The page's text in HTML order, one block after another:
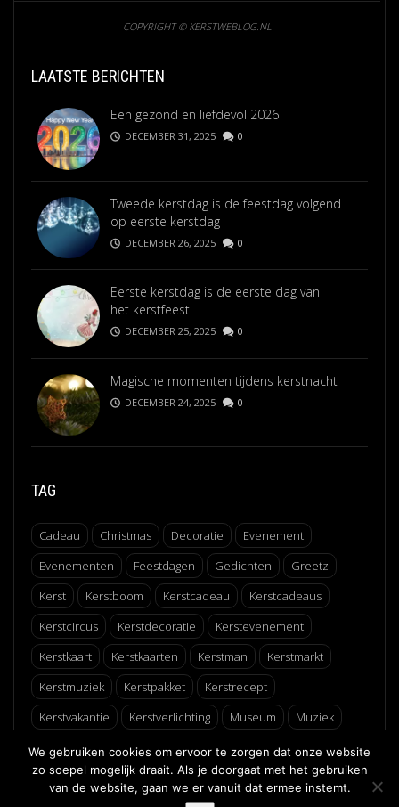
COPYRIGHT © KERSTWEBLOG.NL
LAATSTE BERICHTEN
Een gezond en liefdevol 2026
DECEMBER 31, 2025 0
Tweede kerstdag is de feestdag volgend
op eerste kerstdag
DECEMBER 26, 2025 0
Eerste kerstdag is de eerste dag van
het kerstfeest
DECEMBER 25, 2025 0
Magische momenten tijdens kerstnacht
DECEMBER 24, 2025 0
TAG
Cadeau Christmas Decoratie
Evenement
Evenementen
Feestdagen Gedichten
Greetz
Kerst
Kerstboom Kerstcadeau
Kerstcadeaus
Kerstcircus
Kerstdecoratie
Kerstevenement
Kerstkaart
Kerstkaarten Kerstman
Kerstmarkt
Kerstmuziek
Kerstpakket
Kerstrecept
Kerstvakantie
Kerstverlichting Museum
Muziek
Recept
Schaatsen Winter Winterfair
We gebruiken cookies om ervoor te zorgen dat onze website
zo soepel mogelijk draait. Als je doorgaat met het gebruiken
van de website, gaan we er vanuit dat ermee instemt.